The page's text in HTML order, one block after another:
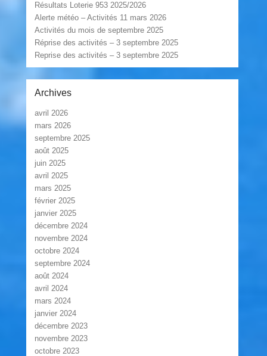
Résultats Loterie 953 2025/2026
Alerte météo – Activités 11 mars 2026
Activités du mois de septembre 2025
Réprise des activités – 3 septembre 2025
Reprise des activités – 3 septembre 2025
Archives
avril 2026
mars 2026
septembre 2025
août 2025
juin 2025
avril 2025
mars 2025
février 2025
janvier 2025
décembre 2024
novembre 2024
octobre 2024
septembre 2024
août 2024
avril 2024
mars 2024
janvier 2024
décembre 2023
novembre 2023
octobre 2023